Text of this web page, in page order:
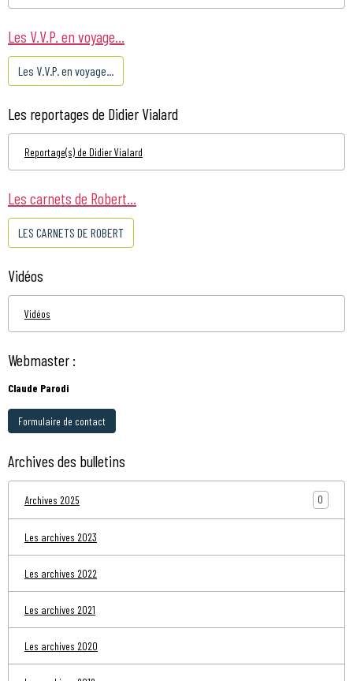
Les V.V.P. en voyage...
Les V.V.P. en voyage...
Les reportages de Didier Vialard
Reportage(s) de Didier Vialard
Les carnets de Robert...
LES CARNETS DE ROBERT
Vidéos
Vidéos
Webmaster :
Claude Parodi
Formulaire de contact
Archives des bulletins
Archives 2025 0
Les archives 2023
Les archives 2022
Les archives 2021
Les archives 2020